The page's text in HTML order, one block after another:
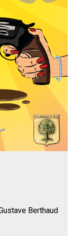
Berthaud